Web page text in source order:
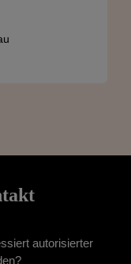
autorisierter